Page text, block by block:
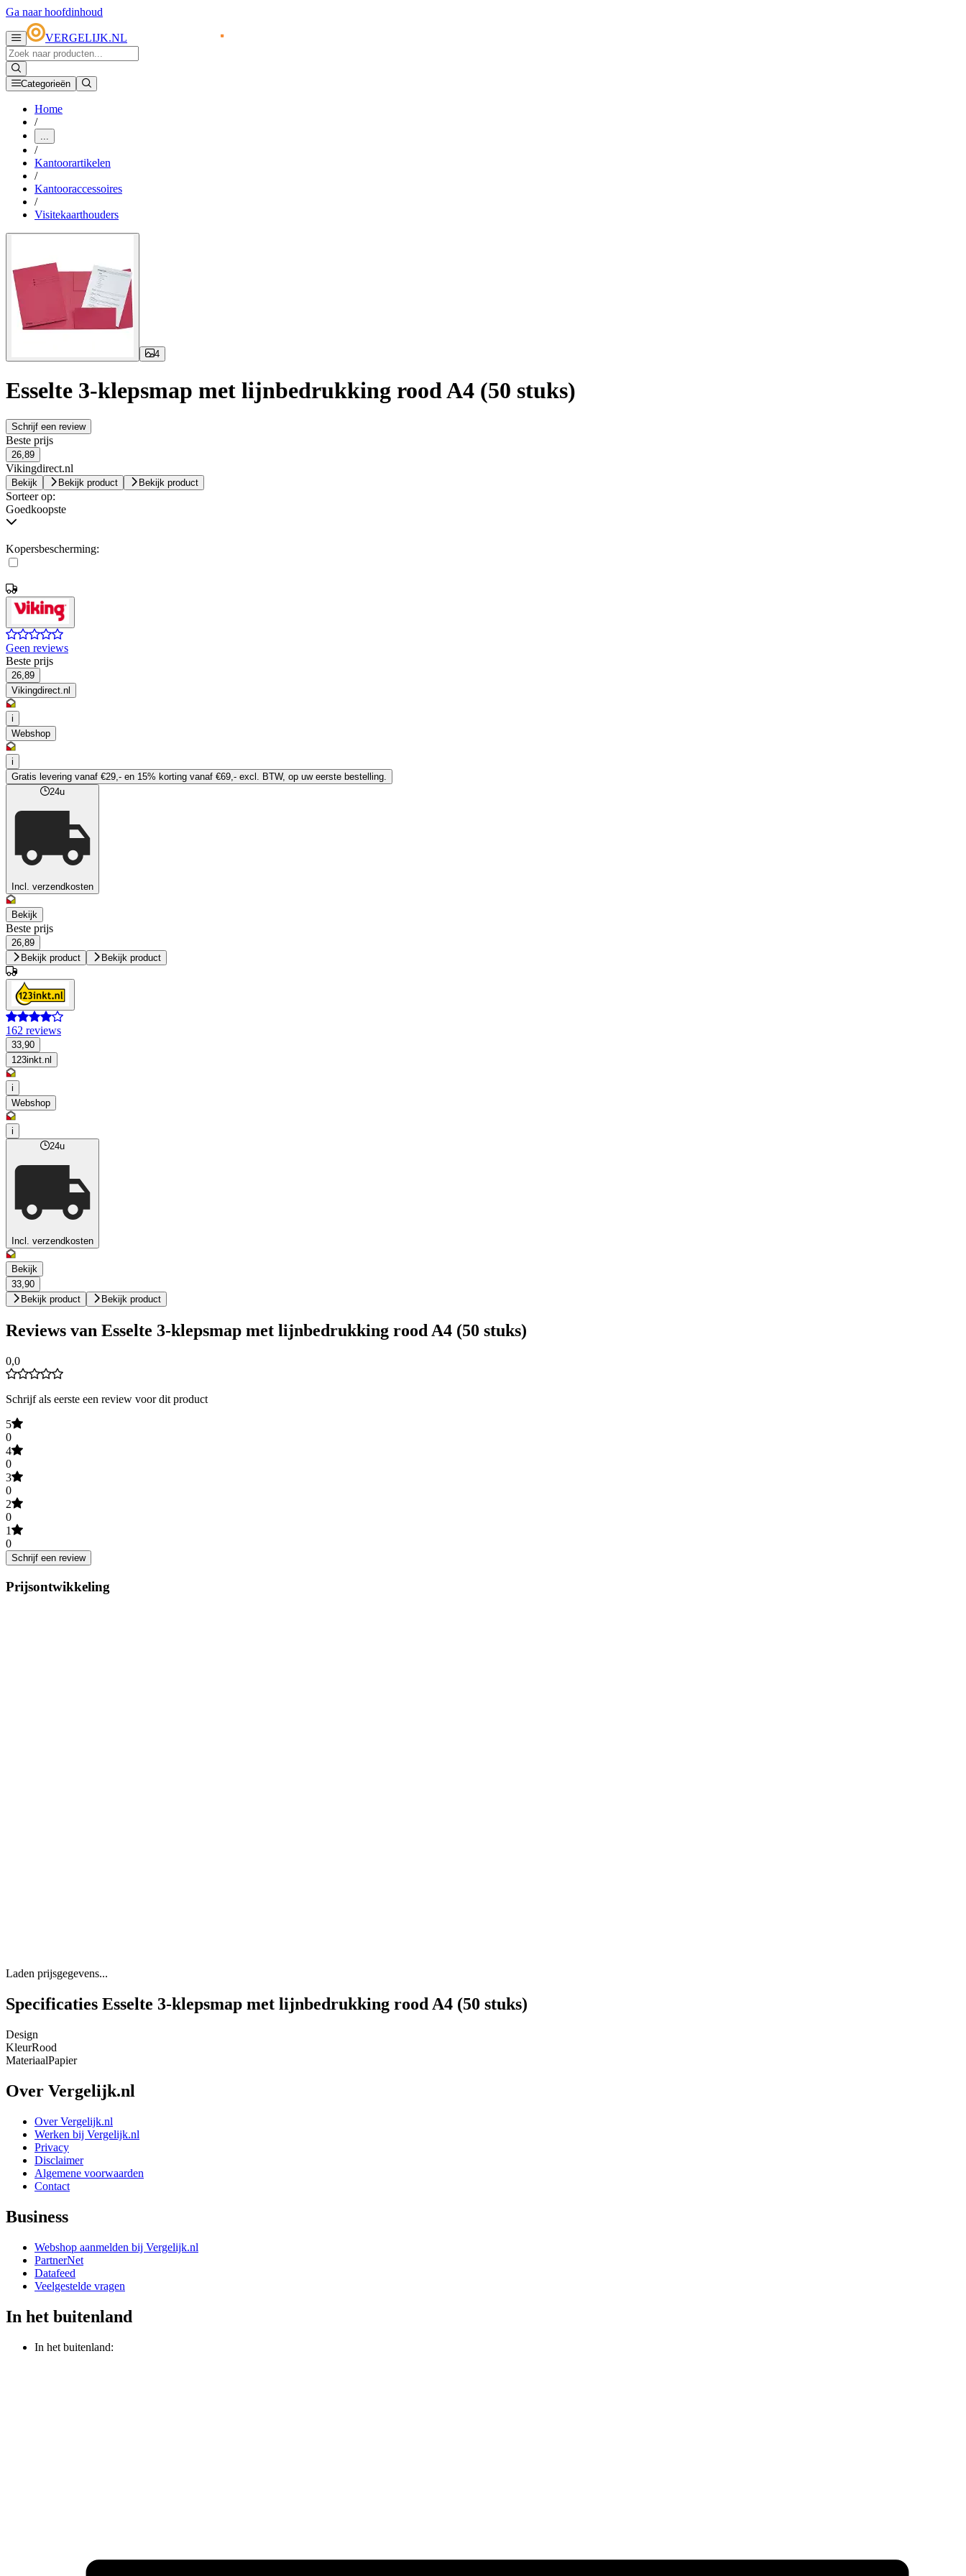
Ga naar hoofdinhoud
VERGELIJK.NL
Categorieën
Home
/
...
/
Kantoorartikelen
/
Kantooraccessoires
/
Visitekaarthouders
4
Esselte 3-klepsmap met lijnbedrukking rood A4 (50 stuks)
Schrijf een review
Beste prijs
26,89
Vikingdirect.nl
Bekijk Bekijk product Bekijk product
Sorteer op:
Goedkoopste
Kopersbescherming:
Geen reviews
Beste prijs
26,89
Vikingdirect.nl
i
Webshop
i
Gratis levering vanaf €29,- en 15% korting vanaf €69,- excl. BTW, op uw eerste bestelling.
24u
Incl. verzendkosten
Bekijk
Beste prijs
26,89
Bekijk product
Bekijk product
162 reviews
33,90
123inkt.nl
i
Webshop
i
24u
Incl. verzendkosten
Bekijk
33,90
Bekijk product
Bekijk product
Reviews van Esselte 3-klepsmap met lijnbedrukking rood A4 (50 stuks)
0,0
Schrijf als eerste een review voor dit product
5
0
4
0
3
0
2
0
1
0
Schrijf een review
Prijsontwikkeling
Laden prijsgegevens...
Specificaties Esselte 3-klepsmap met lijnbedrukking rood A4 (50 stuks)
Design
KleurRood
MateriaalPapier
Over Vergelijk.nl
Over Vergelijk.nl
Werken bij Vergelijk.nl
Privacy
Disclaimer
Algemene voorwaarden
Contact
Business
Webshop aanmelden bij Vergelijk.nl
PartnerNet
Datafeed
Veelgestelde vragen
In het buitenland
In het buitenland: